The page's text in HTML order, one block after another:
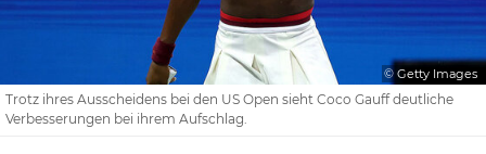
© Getty Images
Trotz ihres Ausscheidens bei den US Open sieht Coco Gauff deutliche
Verbesserungen bei ihrem Aufschlag.